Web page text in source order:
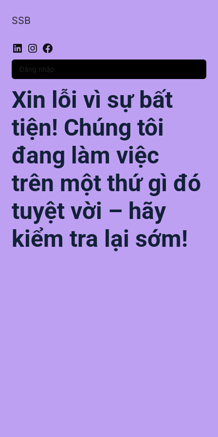
SSB
LinkedIn
Instagram
Facebook
Đăng nhập
Xin lỗi vì sự bất
tiện! Chúng tôi
đang làm việc
trên một thứ gì đó
tuyệt vời – hãy
kiểm tra lại sớm!